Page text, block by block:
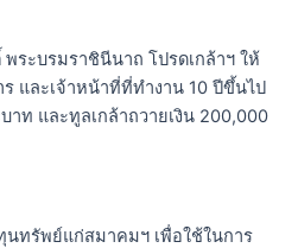
พระบรมราชินีนาถ โปรดเกล้าฯ ให้
และเจ้าหน้าที่ที่ทำงาน 10 ปีขึ้นไป
าท และทูลเกล้าถวายเงิน 200,000
นทรัพย์แก่สมาคมฯ เพื่อใช้ในการ